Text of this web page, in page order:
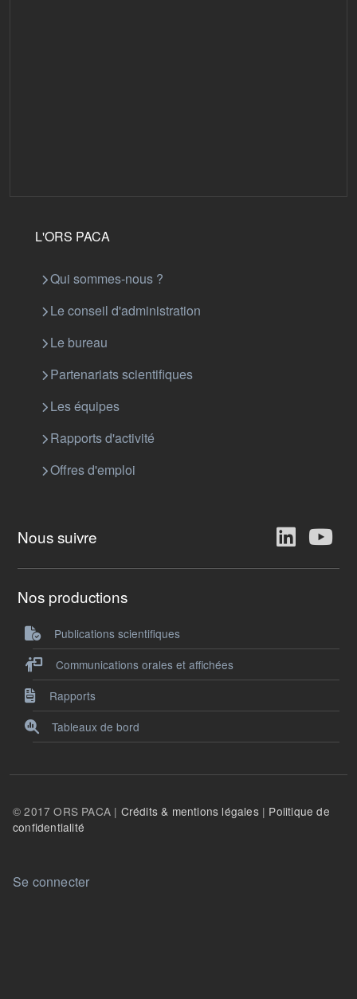
L'ORS PACA
Qui sommes-nous ?
Le conseil d'administration
Le bureau
Partenariats scientifiques
Les équipes
Rapports d'activité
Offres d'emploi
Nous suivre
Nos productions
Publications scientifiques
Communications orales et affichées
Rapports
Tableaux de bord
© 2017 ORS PACA | Crédits & mentions légales| Politique de
confidentialité
User account menu
Se connecter